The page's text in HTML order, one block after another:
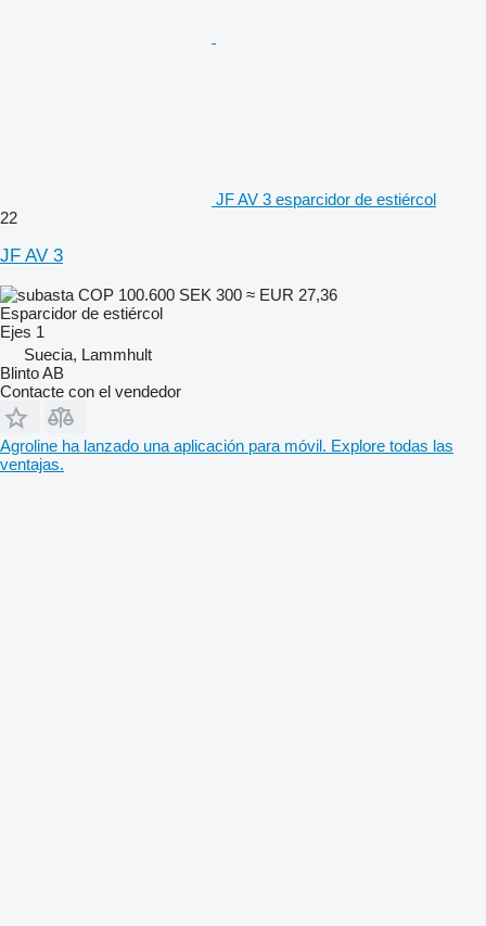
JF AV 3 esparcidor de estiércol
22
JF AV 3
COP 100.600 SEK 300 ≈ EUR 27,36
Esparcidor de estiércol
Ejes 1
Suecia, Lammhult
Blinto AB
Contacte con el vendedor
Agroline ha lanzado una aplicación para móvil. Explore todas las
ventajas.